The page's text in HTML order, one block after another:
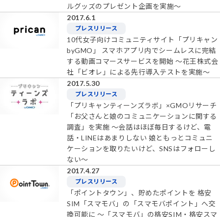
ルグッズのプレゼント企画を実施～
2017.6.1
プレスリリース
10代女子向けコミュニティサイト「プリキャン
byGMO」 スマホアプリ内でシームレスに完結
する動画コマースサービスを開始 ～花王株式会
社「ビオレ」による先行導入テストを実施～
2017.5.30
プレスリリース
「プリキャンティーンズラボ」×GMOリサーチ
「お父さんと娘のコミュニケーションに関する
調査」を実施 ～会話はほぼ毎日するけど、電
話・LINEはあまりしない 娘ともっとコミュニ
ケーションを取りたいけど、SNSはフォローし
ない～
2017.4.27
プレスリリース
「ポイントタウン」、貯めたポイントを 格安
SIM「スマモバ」の「スマモバポイント」へ交
換可能に ～「スマモバ」の格安SIM・格安スマ